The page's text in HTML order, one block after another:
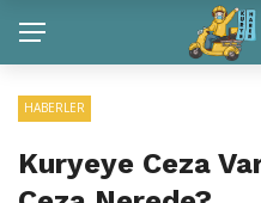
HABERLER
Kuryeye Ceza